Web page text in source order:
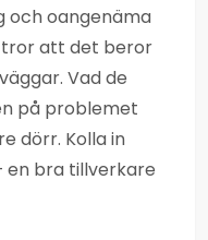
och oangenäma
att det beror
Vad de
på problemet
dörr. Kolla in
en bra tillverkare